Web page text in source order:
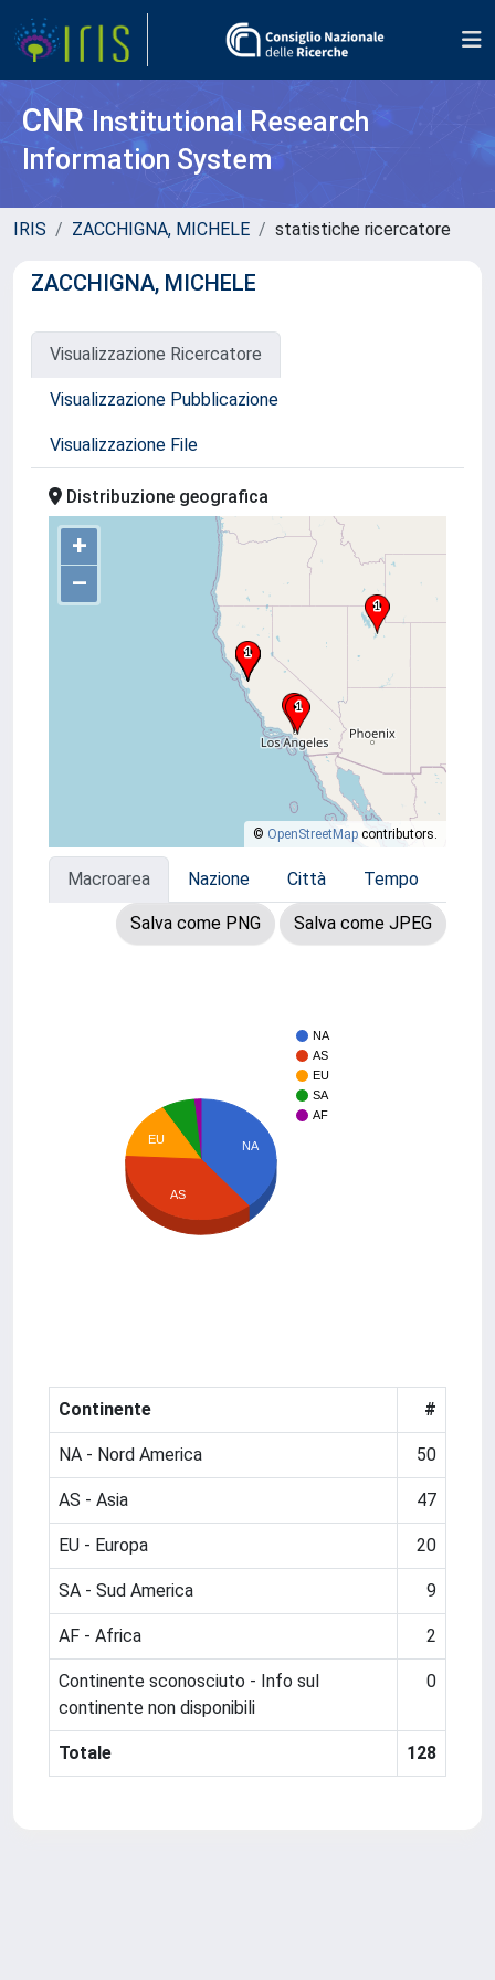
CNR Institutional Research
Information System
IRIS ZACCHIGNA, MICHELE statistiche ricercatore
ZACCHIGNA, MICHELE
Visualizzazione Ricercatore
Visualizzazione Pubblicazione
Visualizzazione File
Distribuzione geografica
+
–
© OpenStreetMap contributors.
Macroarea Nazione Città Tempo
Salva come PNG Salva come JPEG
NA
AS
EU
SA
AF
NA
EU
AS
Continente #
NA - Nord America 50
AS - Asia 47
EU - Europa 20
SA - Sud America 9
AF - Africa 2
Continente sconosciuto - Info sul
continente non disponibili
0
Totale 128